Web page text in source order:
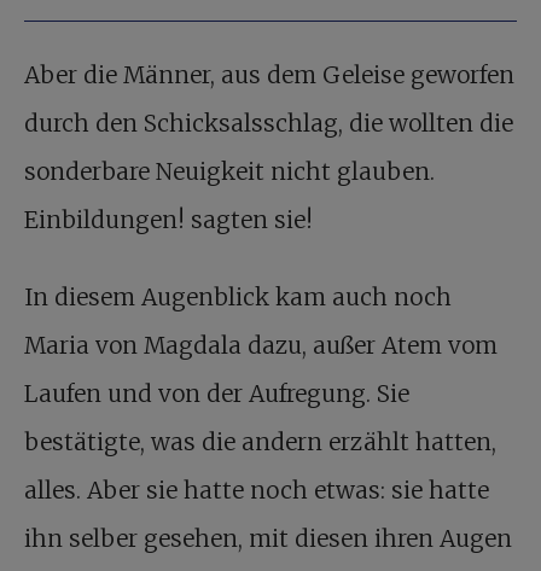
Aber die Männer, aus dem Geleise geworfen
durch den Schicksalsschlag, die wollten die
sonderbare Neuigkeit nicht glauben.
Einbildungen! sagten sie!
In diesem Augenblick kam auch noch
Maria von Magdala dazu, außer Atem vom
Laufen und von der Aufregung. Sie
bestätigte, was die andern erzählt hatten,
alles. Aber sie hatte noch etwas: sie hatte
ihn selber gesehen, mit diesen ihren Augen